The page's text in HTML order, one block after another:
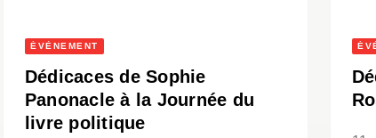
ÉVÈNEMENT
Dédicaces de Sophie
Panonacle à la Journée du
livre politique